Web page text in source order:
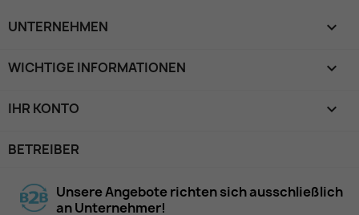
UNTERNEHMEN 
WICHTIGE INFORMATIONEN 
IHR KONTO 
BETREIBER
Unsere Angebote richten sich ausschließlich
an Unternehmer!